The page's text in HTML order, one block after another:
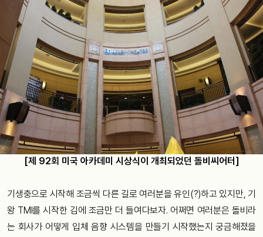
[제 92회 미국 아카데미 시상식이 개최되었던 돌비씨어터]
기생충으로 시작해 조금씩 다른 길로 여러분을 유인(?)하고 있지만, 기
왕TMI를 시작한 김에 조금만 더 들여다보자. 어쩌면 여러분은 돌비라
는 회사가 어떻게 입체 음향 시스템을 만들기 시작했는지 궁금해졌을